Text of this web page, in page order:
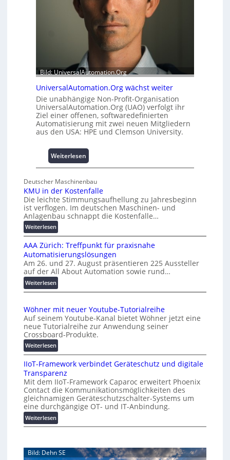
t
A
b
a
u
h
e
m
m
n
s
e
c
h
a
f
n
e
i
t
0
u
n
4
0
A
Bild: UniversalAutomation.Org
UniversalAutomation.Org wächst weiter
Die unabhängige Non-Profit-Organisation
UniversalAutomation.Org (UAO) verfolgt ihr
Ziel einer offenen, softwaredefinierten
Automatisierung mit zwei neuen Mitgliedern
aus den USA: HPE und Clemson University.
Weiterlesen:
U
i
v
e
r
l
A
u
t
m
t
i
o
O
g
w
ä
c
s
w
e
Deutscher Maschinenbau
KMU in der Kostenfalle
Die leichte Stimmungsaufhellung zu Jahresbeginn
ist verflogen. Im deutschen Maschinen- und
Anlagenbau schnappt die Kostenfalle…
Weiterlesen:
K
M
U
i
n
d
e
K
o
s
t
e
n
f
a
l
l
e
AAA Zürich: Treffpunkt für praxisnahe
Automatisierungslösungen
Am 26. und 27. August präsentieren 225 Aussteller
auf der All About Automation sowie rund…
Weiterlesen:
A
A
Z
ü
r
i
c
h
:
T
r
e
f
f
n
k
Wöhner mit neuer Youtube-Tutorialreihe
Auf seinem Youtube-Kanal bietet Wöhner jetzt eine
neue Tutorialreihe zur Anwendung seiner
Crossboard-Produkte.
Weiterlesen:
W
ö
h
n
e
r
m
i
t
e
u
IIoT-Framework verbindet Geräteschutz und digitale
Transparenz
Mit dem IIoT-Framework Caparoc erweitert Phoenix
Contact die Kommunikationsmöglichkeiten des
gleichnamigen Geräteschutzschalter-Systems um
eine durchgängige OT- und IT-Anbindung.
Weiterlesen:
I
T
Bild: Dehn SE